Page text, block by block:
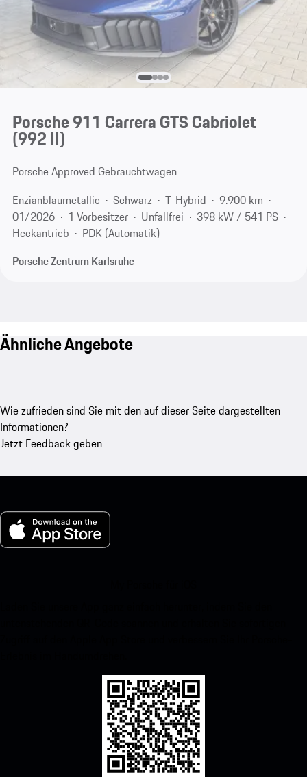
Porsche 911 Carrera GTS Cabriolet
(992 II)
Porsche Approved Gebrauchtwagen
Enzianblaumetallic
Schwarz T-Hybrid
9.900 km
01/2026
1 Vorbesitzer Unfallfrei
398 kW / 541 PS
Heckantrieb
PDK (Automatik)
Porsche Zentrum Karlsruhe
Ähnliche Angebote
Wie zufrieden sind Sie mit den auf dieser Seite dargestellten
Informationen?
Jetzt Feedback geben